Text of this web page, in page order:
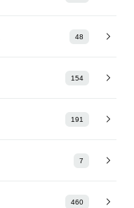
48
154
191
7
460